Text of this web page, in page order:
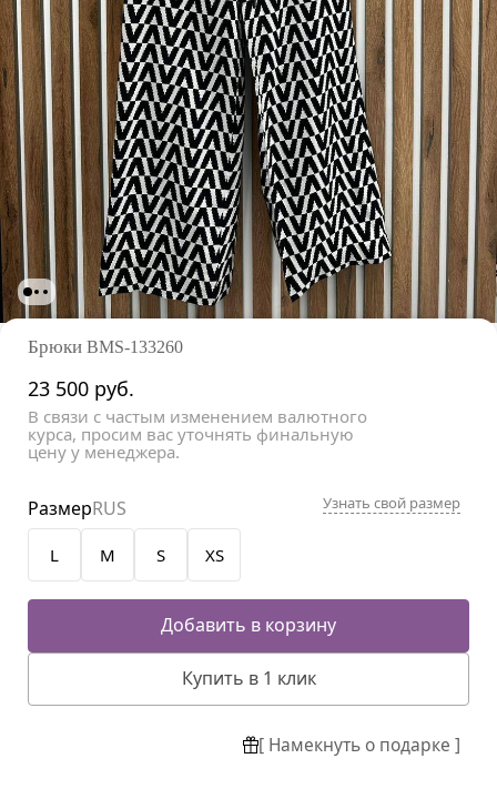
Брюки BMS-133260
23 500 руб.
В связи с частым изменением валютного
курса, просим вас уточнять финальную
цену у менеджера.
L M S XS
РазмерRUS Узнать свой размер
Добавить в корзину
Купить в 1 клик
[ Намекнуть о подарке ]